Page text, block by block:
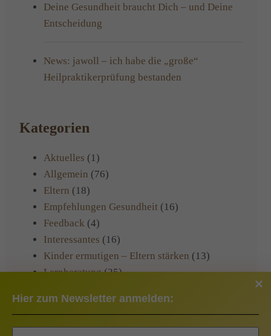
Hier zum Newsletter anmelden:
Deine Gesundheit braucht Dich – und Deine
Entscheidung
News: jawoll – ich habe die „große“
Heilpraktikerprüfung bestanden
Kategorien
Aktuelles (1)
Allgemein (76)
Eltern (18)
Empfehlungen Gesundheit (16)
Feedback (4)
Interessantes (16)
Kinder ermutigen – Eltern stärken (13)
Lernberatung(25)
Rezepte(1)